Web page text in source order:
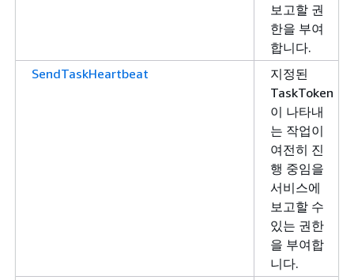
보고할 권
한을 부여
합니다.
SendTaskHeartbeat
지정된
TaskToken
이 나타내
는 작업이
여전히 진
행 중임을
서비스에
보고할 수
있는 권한
을 부여합
니다.